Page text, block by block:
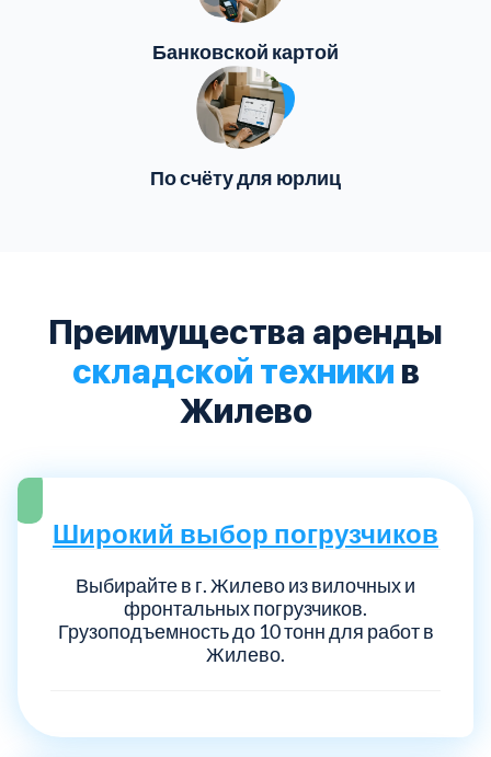
Банковской картой
По счёту для юрлиц
Преимущества аренды
складской техники в
Жилево
Широкий выбор погрузчиков
Выбирайте в г. Жилево из вилочных и
фронтальных погрузчиков.
Грузоподъемность до 10 тонн для работ в
Жилево.